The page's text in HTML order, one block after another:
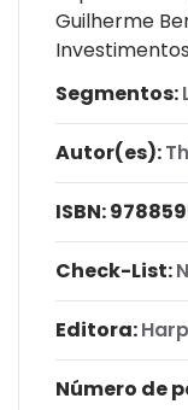
Guilherme
Investimentos
Segmentos:
Autor(es):
ISBN:
Check-List:
Editora:
Número de